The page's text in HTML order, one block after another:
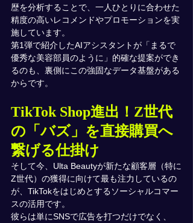
歴を分析することで、一人ひとりに合わせた
精度の高いレコメンドやプロモーションを実
施しています。
第1弾で紹介したAIアシスタントが「まるで
優秀な美容部員のように」的確な提案ができ
るのも、裏側にこの強固なデータ基盤がある
からです。
TikTok Shop進出！Z世代
の「バズ」を直接購買へ
繋げる仕掛け
そして今、Ulta Beautyが新たな顧客層（特に
Z世代）の獲得に向けて最も注力しているの
が、TikTokをはじめとするソーシャルコマー
スの活用です。
彼らは単にSNSで広告を打つだけでなく、